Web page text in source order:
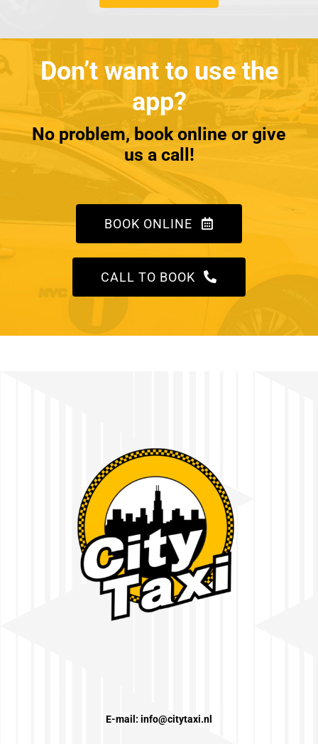
Don’t want to use the
app?
No problem, book online or give
us a call!
BOOK ONLINE
CALL TO BOOK
E-mail: info@citytaxi.nl